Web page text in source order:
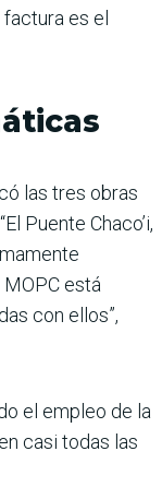
factura es el
las tres obras
Puente Chaco’i,
está
con ellos”,
el empleo de la
casi todas las